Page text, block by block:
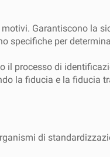
Garantiscono la
specifiche per
il processo di
la fiducia e la fiducia
di